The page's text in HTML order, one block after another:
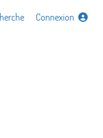
Connexion